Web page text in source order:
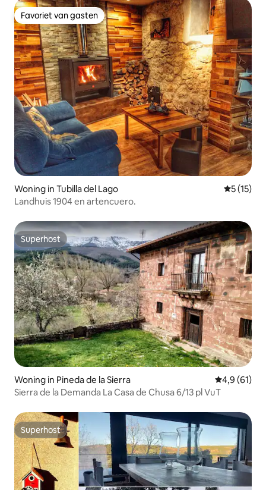
Favoriet van gasten
Favoriet van gasten
Woning in Tubilla del Lago
5 (15)
Landhuis 1904 en artencuero.
Superhost
Superhost
Woning in Pineda de la Sierra
4,9 (61)
Sierra de la Demanda La Casa de Chusa 6/13 pl VuT
Superhost
Superhost